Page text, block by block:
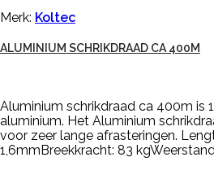
Merk: Koltec
ALUMINIUM SCHRIKDRAAD CA 400M
Aluminium schrikdraad ca 400m is
aluminium. Het Aluminium
voor zeer lange afrasteringen.
1,6mmBreekkracht: 83